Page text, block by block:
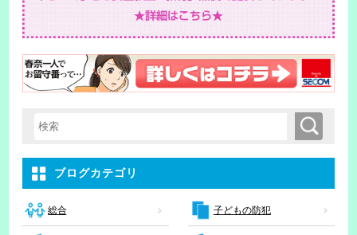
検索キーワード入力 検索
ブログカテゴリ
総合 子どもの防犯